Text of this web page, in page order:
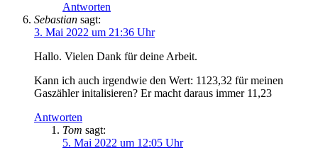
Antworten
Sebastian sagt:
3. Mai 2022 um 21:36 Uhr
Hallo. Vielen Dank für deine Arbeit.
Kann ich auch irgendwie den Wert: 1123,32 für meinen
Gaszähler initalisieren? Er macht daraus immer 11,23
Antworten
Tom sagt:
5. Mai 2022 um 12:05 Uhr